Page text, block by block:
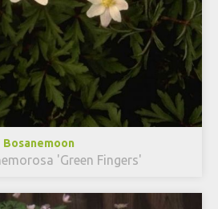
Bosanemoon
'Green Fingers'